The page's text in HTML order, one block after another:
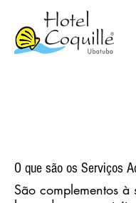
O que são os Serviços
São complementos à